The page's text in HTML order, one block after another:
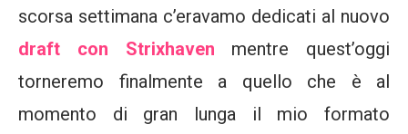
scorsa settimana c’eravamo dedicati al nuovo
draft con
Strixhaven mentre quest’oggi
torneremo finalmente a quello che è al
momento di gran lunga il mio formato